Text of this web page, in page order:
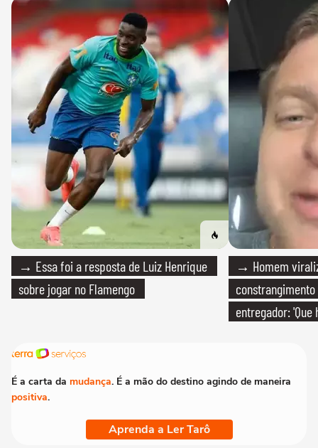
→ Essa foi a resposta de Luiz Henrique
sobre jogar no Flamengo
→ Homem
entregador: 'Que
É a carta da mudança. É a mão do destino agindo de maneira
positiva.
Aprenda a Ler Tarô